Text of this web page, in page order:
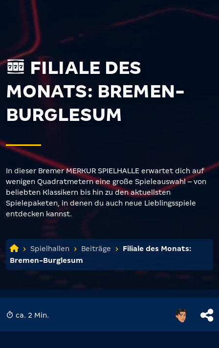
FILIALE DES
MONATS: BREMEN-
BURGLESUM
In dieser Bremer MERKUR SPIELHALLE erwartet dich auf
wenigen Quadratmetern eine große Spieleauswahl – von
beliebten Klassikern bis hin zu den aktuellsten
Spielepaketen, in denen du auch neue Lieblingsspiele
entdecken kannst.
Spielhallen Beiträge
Filiale des Monats:
Bremen-Burglesum
ca. 2 Min.